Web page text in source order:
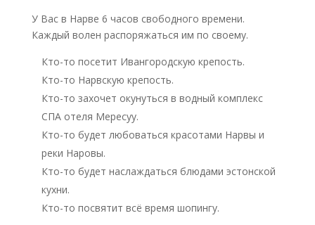
У Вас в Нарве 6 часов свободного времени.
Каждый волен распоряжаться им по своему.
Кто-то посетит Ивангородскую крепость.
Кто-то Нарвскую крепость.
Кто-то захочет окунуться в водный комплекс
СПА отеля Мересуу.
Кто-то будет любоваться красотами Нарвы и
реки Наровы.
Кто-то будет наслаждаться блюдами эстонской
кухни.
Кто-то посвятит всё время шопингу.